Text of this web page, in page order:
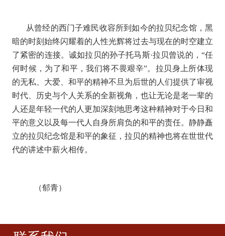
从曾经的西门子难民收容所到如今的拉贝纪念馆，黑
暗的时刻始终闪耀着的人性光辉将过去与现在的时空建立
了紧密的连接。诚如拉贝的孙子托马斯·拉贝曾说的，“任
何时候，为了和平，我们将不畏艰辛”。拉贝身上所体现
的无私、大爱、和平的精神不旦为后世的人们提供了审视
时代、历史与个人关系的全新视角，也让无论是老一辈的
人还是年轻一代的人更加深刻地思考这种精神对于今日和
平的意义以及每一代人自身所肩负的和平的责任。静静矗
立的拉贝纪念馆是和平的象征，拉贝的精神也将在世世代
代的讲述中薪火相传。
（郁青）